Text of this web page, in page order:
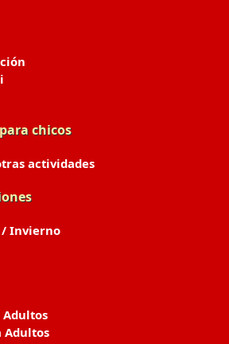
chicos
actividades
/ Invierno
Adultos